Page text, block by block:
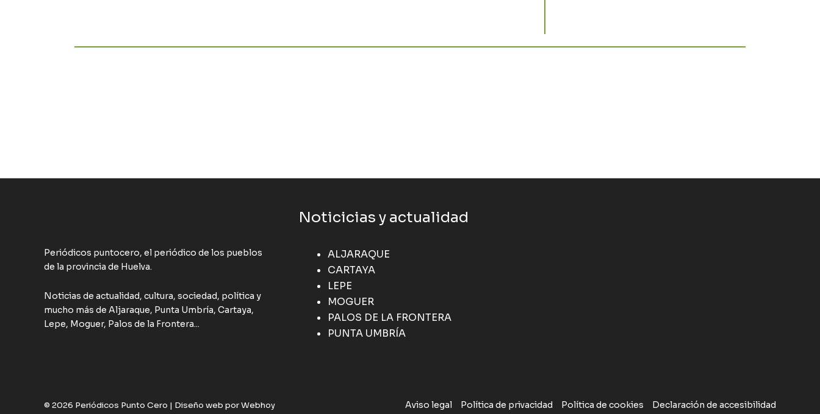
Periódicos puntocero, el periódico de los pueblos
de la provincia de Huelva.
Noticias de actualidad, cultura, sociedad, política y
mucho más de Aljaraque, Punta Umbría, Cartaya,
Lepe, Moguer, Palos de la Frontera...
Noticicias y actualidad
ALJARAQUE
CARTAYA
LEPE
MOGUER
PALOS DE LA FRONTERA
PUNTA UMBRÍA
© 2026 Periódicos Punto Cero | Diseño web por Webhoy Aviso legal Política de privacidad Política de cookies Declaración de accesibilidad